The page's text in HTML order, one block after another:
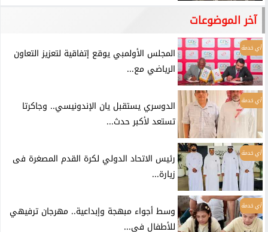
آخر الموضوعات
أي خدمة
المجلس الأولمبي يوقع إتفاقية لتعزيز التعاون
الرياضي مع...
أي خدمة
الدوسري يستقبل يان الإندونيسي.. وجاكرتا
تستعد لأكبر حدث...
أي خدمة
رئيس الاتحاد الدولي لكرة القدم المصغرة فى
زيارة...
أي خدمة
وسط أجواء مبهجة وإبداعية.. مهرجان ترفيهي
للأطفال في...